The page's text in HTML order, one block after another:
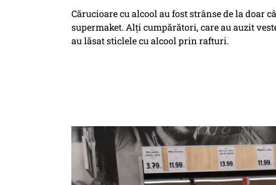
Cărucioare cu alcool au fost strânse de la doar
supermaket. Alți cumpărători, care au auzit
au lăsat sticlele cu alcool prin rafturi.